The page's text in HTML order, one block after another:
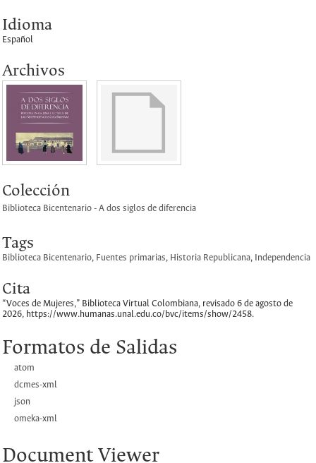
Idioma
Español
Archivos
Colección
Biblioteca Bicentenario - A dos siglos de diferencia
Tags
Biblioteca Bicentenario, Fuentes primarias, Historia Republicana, Independencia
Cita
“Voces de Mujeres,” Biblioteca Virtual Colombiana, revisado 6 de agosto de
2026, https://www.humanas.unal.edu.co/bvc/items/show/2458.
Formatos de Salidas
atom
dcmes-xml
json
omeka-xml
Document Viewer